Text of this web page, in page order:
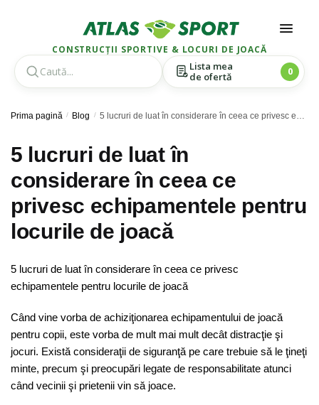
CONSTRUCȚII SPORTIVE & LOCURI DE JOACĂ
Lista mea
de ofertă
0
Prima pagină / Blog / 5 lucruri de luat în considerare în ceea ce privesc echipamentele pentru locurile de joacă
5 lucruri de luat în
considerare în ceea ce
privesc echipamentele pentru
locurile de joacă
5 lucruri de luat în considerare în ceea ce privesc
echipamentele pentru locurile de joacă
Când vine vorba de achiziţionarea echipamentului de joacă
pentru copii, este vorba de mult mai mult decât distracţie şi
jocuri. Există consideraţii de siguranţă pe care trebuie să le ţineţi
minte, precum şi preocupări legate de responsabilitate atunci
când vecinii şi prietenii vin să joace.